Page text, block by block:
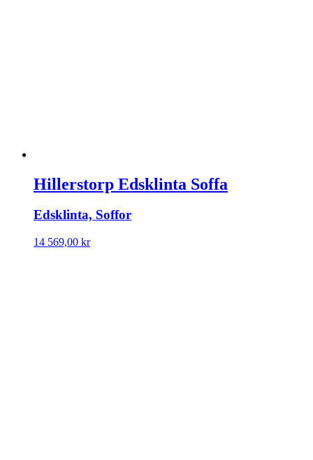
Hillerstorp Edsklinta Soffa
Edsklinta, Soffor
14 569,00 kr